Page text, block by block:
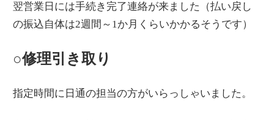
翌営業日には手続き完了連絡が来ました（払い戻し
の振込自体は2週間～1か月くらいかかるそうです）
○修理引き取り
指定時間に日通の担当の方がいらっしゃいました。